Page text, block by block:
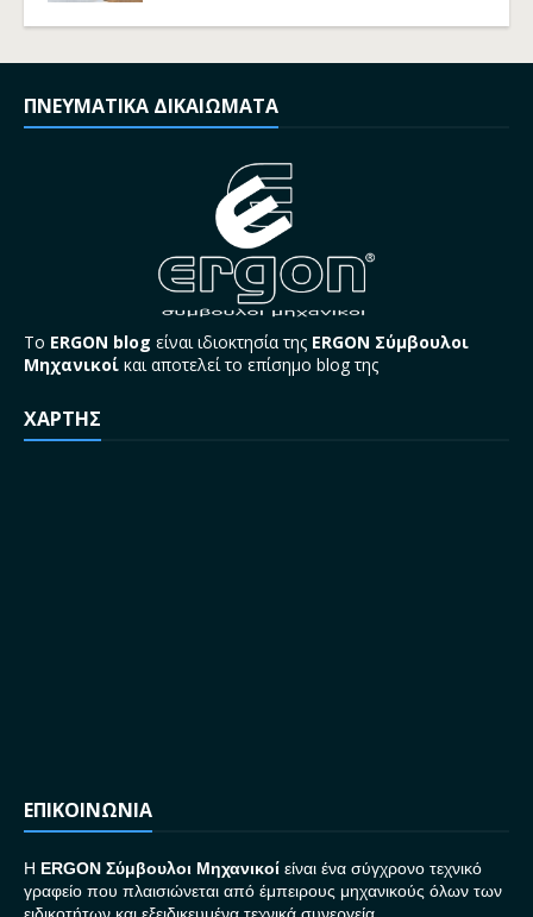
ΠΝΕΥΜΑΤΙΚΑ ΔΙΚΑΙΩΜΑΤΑ
Το ERGON blog είναι ιδιοκτησία της ERGON Σύμβουλοι
Μηχανικοί και αποτελεί το επίσημο blog της
ΧΑΡΤΗΣ
ΕΠΙΚΟΙΝΩΝΙΑ
H ERGON Σύμβουλοι Μηχανικοί είναι ένα σύγχρονο τεχνικό
γραφείο που πλαισιώνεται από έμπειρους μηχανικούς όλων των